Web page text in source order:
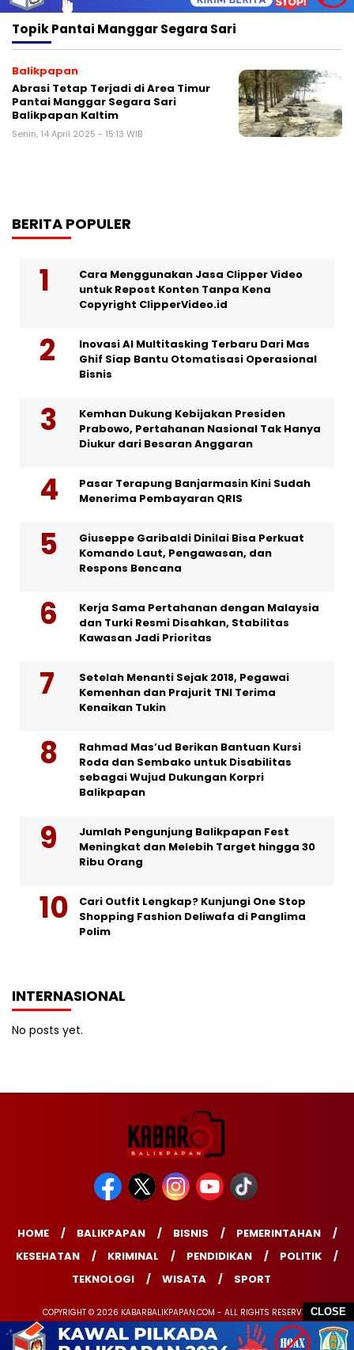
CLOSE
TopikPantai Manggar Segara Sari
Balikpapan
Abrasi Tetap Terjadi di Area Timur
Pantai Manggar Segara Sari
Balikpapan Kaltim
Senin, 14 April 2025 - 15:13 WIB
BERITA POPULER
Cara Menggunakan Jasa Clipper Video
untuk Repost Konten Tanpa Kena
Copyright ClipperVideo.id
Inovasi AI Multitasking Terbaru Dari Mas
Ghif Siap Bantu Otomatisasi Operasional
Bisnis
Kemhan Dukung Kebijakan Presiden
Prabowo, Pertahanan Nasional Tak Hanya
Diukur dari Besaran Anggaran
Pasar Terapung Banjarmasin Kini Sudah
Menerima Pembayaran QRIS
Giuseppe Garibaldi Dinilai Bisa Perkuat
Komando Laut, Pengawasan, dan
Respons Bencana
Kerja Sama Pertahanan dengan Malaysia
dan Turki Resmi Disahkan, Stabilitas
Kawasan Jadi Prioritas
Setelah Menanti Sejak 2018, Pegawai
Kemenhan dan Prajurit TNI Terima
Kenaikan Tukin
Rahmad Mas’ud Berikan Bantuan Kursi
Roda dan Sembako untuk Disabilitas
sebagai Wujud Dukungan Korpri
Balikpapan
Jumlah Pengunjung Balikpapan Fest
Meningkat dan Melebih Target hingga 30
Ribu Orang
Cari Outfit Lengkap? Kunjungi One Stop
Shopping Fashion Deliwafa di Panglima
Polim
INTERNASIONAL
No posts yet.
HOME BALIKPAPAN BISNIS
PEMERINTAHAN
KESEHATAN
KRIMINAL PENDIDIKAN
POLITIK
TEKNOLOGI
WISATA SPORT
COPYRIGHT © 2026 KABARBALIKPAPAN.COM - ALL RIGHTS RESERVED